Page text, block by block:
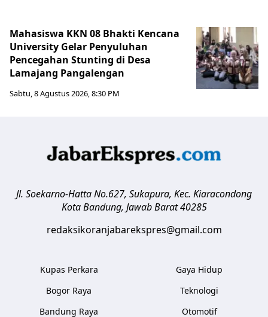
Mahasiswa KKN 08 Bhakti Kencana
University Gelar Penyuluhan
Pencegahan Stunting di Desa
Lamajang Pangalengan
Sabtu, 8 Agustus 2026, 8:30 PM
Jl. Soekarno-Hatta No.627, Sukapura, Kec. Kiaracondong
Kota Bandung, Jawab Barat 40285
redaksikoranjabarekspres@gmail.com
Kupas Perkara
Bogor Raya
Bandung Raya
Gaya Hidup
Teknologi
Otomotif